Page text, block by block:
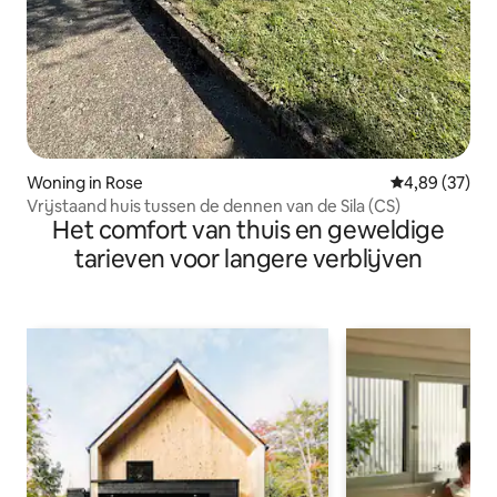
Woning in Rose Gemiddelde
4,89 (37)
Vrijstaand huis tussen de dennen van de Sila (CS)
Het comfort van thuis en geweldige
tarieven voor langere verblijven